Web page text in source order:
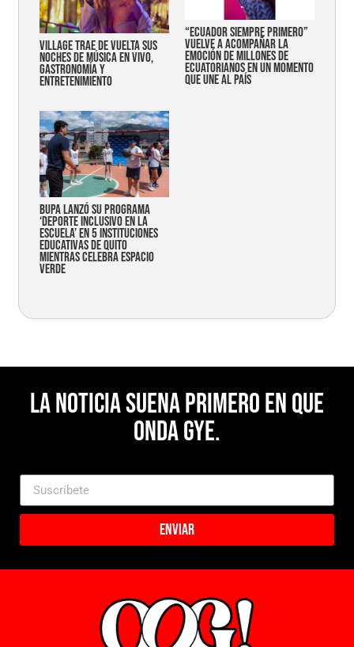
Village trae de vuelta sus
noches de música en vivo,
gastronomía y
entretenimiento
“Ecuador siempre primero”
vuelve a acompañar la
emoción de millones de
ecuatorianos en un momento
que une al país
Bupa lanzó su programa
‘Deporte Inclusivo en la
Escuela’ en 5 instituciones
educativas de Quito
mientras celebra espacio
verde
La noticia suena primero en Que
Onda Gye.
Enviar